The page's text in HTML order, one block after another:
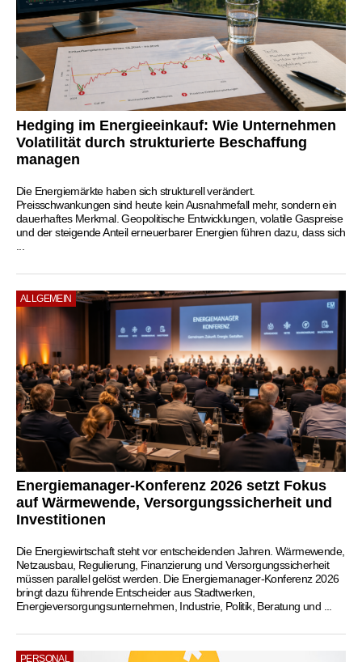
Hedging im Energieeinkauf: Wie Unternehmen
Volatilität durch strukturierte Beschaffung
managen
Die Energiemärkte haben sich strukturell verändert.
Preisschwankungen sind heute kein Ausnahmefall mehr, sondern ein
dauerhaftes Merkmal. Geopolitische Entwicklungen, volatile Gaspreise
und der steigende Anteil erneuerbarer Energien führen dazu, dass sich
ALLGEMEIN
Energiemanager-Konferenz 2026 setzt Fokus
auf Wärmewende, Versorgungssicherheit und
Investitionen
Die Energiewirtschaft steht vor entscheidenden Jahren. Wärmewende,
Netzausbau, Regulierung, Finanzierung und Versorgungssicherheit
müssen parallel gelöst werden. Die Energiemanager-Konferenz 2026
bringt dazu führende Entscheider aus Stadtwerken,
Energieversorgungsunternehmen, Industrie, Politik, Beratung und ...
PERSONAL